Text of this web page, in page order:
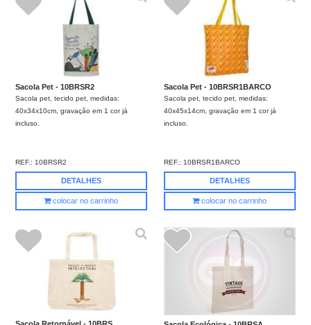
Sacola Pet - 10BRSR2
Sacola pet, tecido pet, medidas:
40x34x10cm, gravação em 1 cor já
incluso.
REF.: 10BRSR2
DETALHES
colocar no carrinho
Sacola Pet - 10BRSR1BARCO
Sacola pet, tecido pet, medidas:
40x45x14cm, gravação em 1 cor já
incluso.
REF.: 10BRSR1BARCO
DETALHES
colocar no carrinho